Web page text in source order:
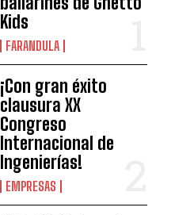
Kids
FARANDULA
¡Con gran éxito
clausura XX
Congreso
Internacional de
Ingenierías!
EMPRESAS